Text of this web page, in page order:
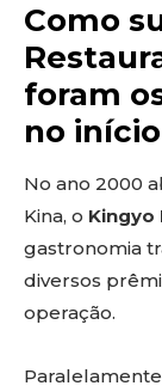
Como
foram
no
No ano 2000
Kina, o Kingyo
gastronomia
diversos
operação.